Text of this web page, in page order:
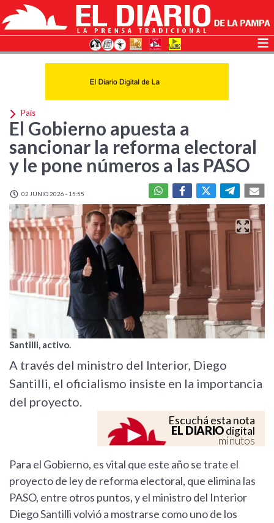
País
El Gobierno apuesta a
sancionar la reforma electoral
y le pone números a las PASO
02 JUNIO 2026 - 15:55
Santilli, activo.
A través del ministro del Interior, Diego
Santilli, el oficialismo insiste en la importancia
del proyecto.
Escuchá esta nota
EL DIARIOdigital
minutos
Para el Gobierno, es vital que este año se trate el
proyecto de ley de reforma electoral, que elimina las
PASO, entre otros puntos, y el ministro del Interior
Diego Santilli volvió a mostrarse como uno de los